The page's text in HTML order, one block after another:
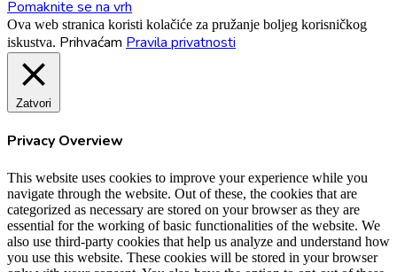
Pomaknite se na vrh
Ova web stranica koristi kolačiće za pružanje boljeg korisničkog
iskustva. Prihvaćam Pravila privatnosti
Zatvori
Privacy Overview
This website uses cookies to improve your experience while you
navigate through the website. Out of these, the cookies that are
categorized as necessary are stored on your browser as they are
essential for the working of basic functionalities of the website. We
also use third-party cookies that help us analyze and understand how
you use this website. These cookies will be stored in your browser